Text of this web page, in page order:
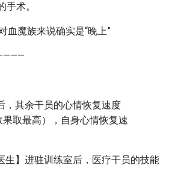
术。
血魔族来说确实是“晚上”
，其余干员的心情恢复速度
取最高），自身心情恢复速
生】进驻训练室后，医疗干员的技能